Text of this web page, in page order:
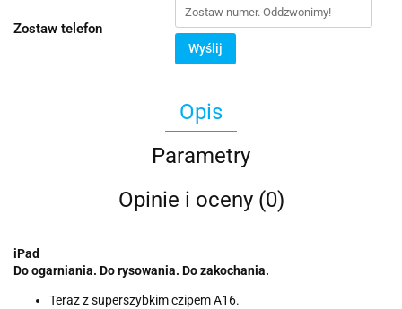
Zostaw telefon
Wyślij
Opis
Parametry
Opinie i oceny (0)
iPad
Do ogarniania. Do rysowania. Do zakochania.
Teraz z superszybkim czipem A16.